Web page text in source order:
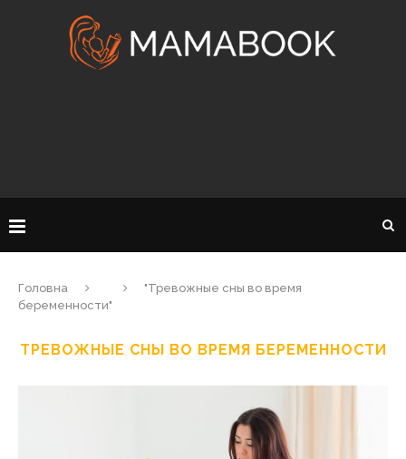
Головна
"Тревожные сны во время
беременности"
ТРЕВОЖНЫЕ СНЫ ВО ВРЕМЯ БЕРЕМЕННОСТИ